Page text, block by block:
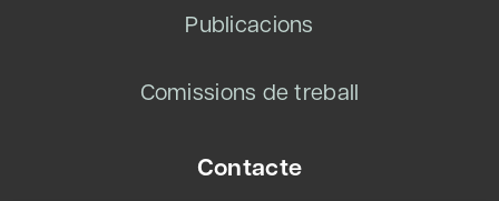
Publicacions
Comissions de treball
Contacte